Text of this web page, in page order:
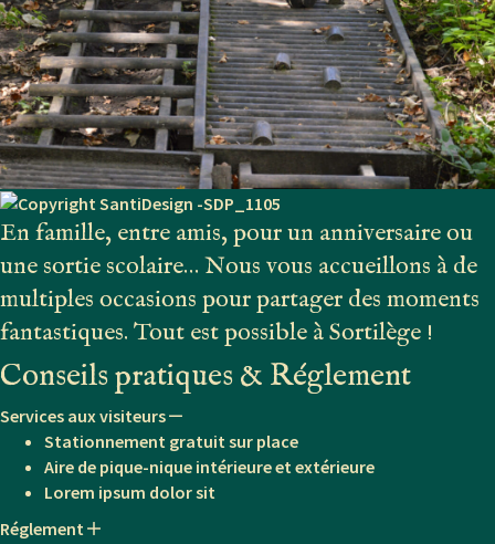
En famille, entre amis, pour un anniversaire ou
une sortie scolaire… Nous vous accueillons à de
multiples occasions pour partager des moments
fantastiques. Tout est possible à Sortilège !
Conseils pratiques & Réglement
Services aux visiteurs Collapse
Stationnement gratuit sur place
Aire de pique-nique intérieure et extérieure
Lorem ipsum dolor sit
Réglement
Expand